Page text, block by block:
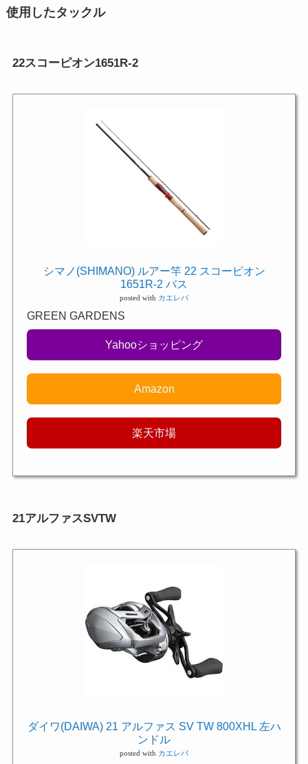
使用したタックル
22スコーピオン1651R-2
シマノ(SHIMANO) ルアー竿 22 スコーピオン
1651R-2 バス
posted with カエレバ
GREEN GARDENS
Yahooショッピング
Amazon
楽天市場
21アルファスSVTW
ダイワ(DAIWA) 21 アルファス SV TW 800XHL 左ハ
ンドル
posted with カエレバ